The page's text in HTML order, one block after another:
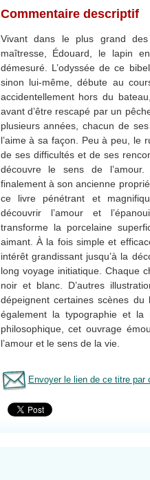
Commentaire descriptif
Vivant dans le plus grand
maîtresse, Édouard, le lapin
démesuré. L’odyssée de ce
sinon lui-même, débute au
accidentellement hors du
avant d’être rescapé par un
plusieurs années, chacun de
l’aime à sa façon. Peu à peu, le
de ses difficultés et de ses
découvre le sens de
finalement à son ancienne
ce livre pénétrant et
découvrir l’amour et
transforme la porcelaine
aimant. À la fois simple et
intérêt grandissant jusqu’à la
long voyage initiatique. Chaque
noir et blanc. D’autres
dépeignent certaines scènes
également la typographie et
philosophique, cet ouvrage
l’amour et le sens de la vie.
Envoyer le lien de ce titre par